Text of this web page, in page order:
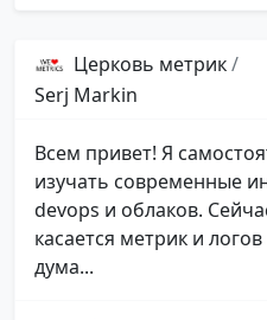
Церковь метрик/
Serj Markin
Всем привет! Я
изучать современные
devops и облаков.
касается метрик и
дума...